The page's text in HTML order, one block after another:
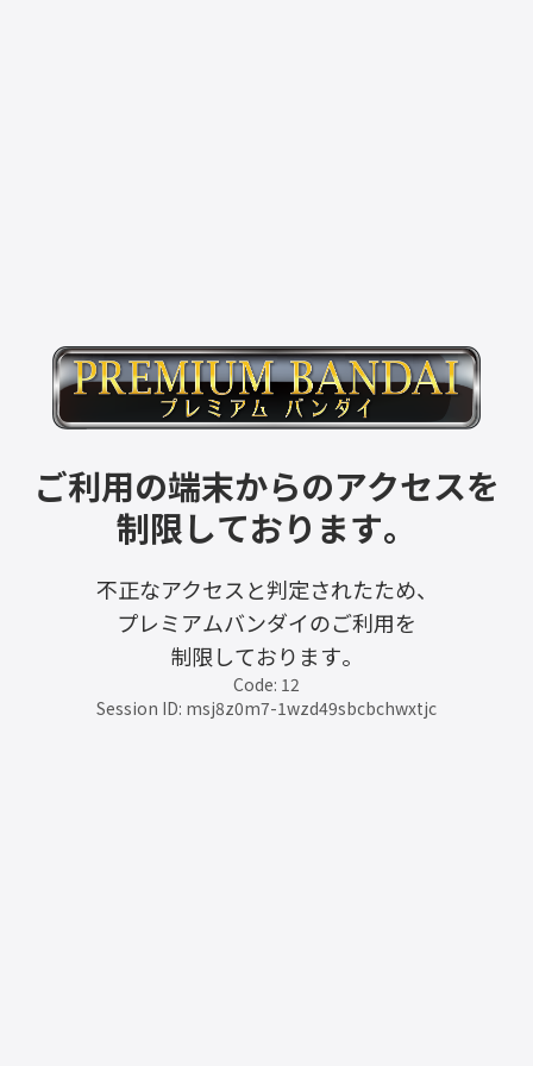
ご利用の端末からのアクセスを
制限しております。
不正なアクセスと判定されたため、
プレミアムバンダイのご利用を
制限しております。
Code: 12
Session ID: msj8z0m7-1wzd49sbcbchwxtjc